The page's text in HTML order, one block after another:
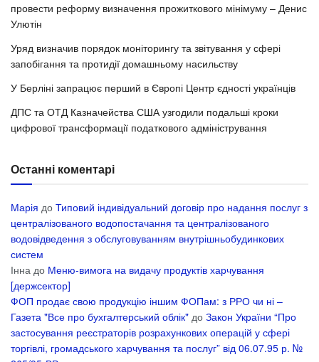
провести реформу визначення прожиткового мінімуму – Денис
Улютін
Уряд визначив порядок моніторингу та звітування у сфері
запобігання та протидії домашньому насильству
У Берліні запрацює перший в Європі Центр єдності українців
ДПС та ОТД Казначейства США узгодили подальші кроки
цифрової трансформації податкового адміністрування
Останні коментарі
Марія до Типовий індивідуальний договір про надання послуг з
централізованого водопостачання та централізованого
водовідведення з обслуговуванням внутрішньобудинкових
систем
Інна до Меню-вимога на видачу продуктів харчування
[держсектор]
ФОП продає свою продукцію іншим ФОПам: з РРО чи ні –
Газета "Все про бухгалтерський облік" до Закон України “Про
застосування реєстраторів розрахункових операцій у сфері
торгівлі, громадського харчування та послуг” від 06.07.95 р. №